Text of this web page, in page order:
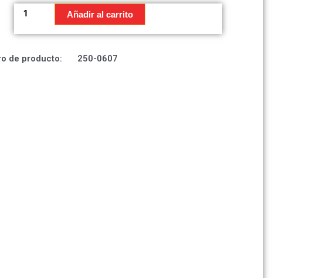
Tacómetro
Añadir al carrito
de producto: 250-0607